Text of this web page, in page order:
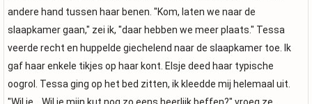
andere hand tussen haar benen. "Kom, laten we naar de
slaapkamer gaan," zei ik, "daar hebben we meer plaats." Tessa
veerde recht en huppelde giechelend naar de slaapkamer toe. Ik
gaf haar enkele tikjes op haar kont. Elsje deed haar typische
oogrol. Tessa ging op het bed zitten, ik kleedde mij helemaal uit.